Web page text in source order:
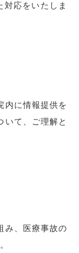
応をいたしま
内に情報提供を
いて、ご理解と
み、医療事故の